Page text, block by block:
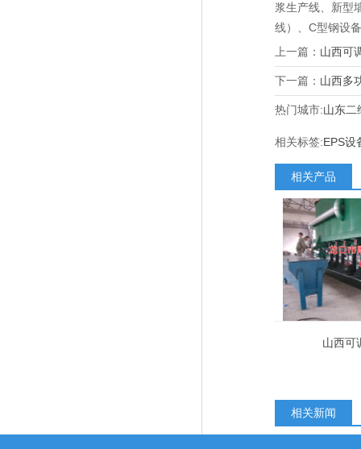
浆生产线、新型
线）、C型钢设
上一篇： 山西可
下一篇： 山西多
热门城市:山东二
相关标签:EPS设
相关产品
山西可
相关新闻